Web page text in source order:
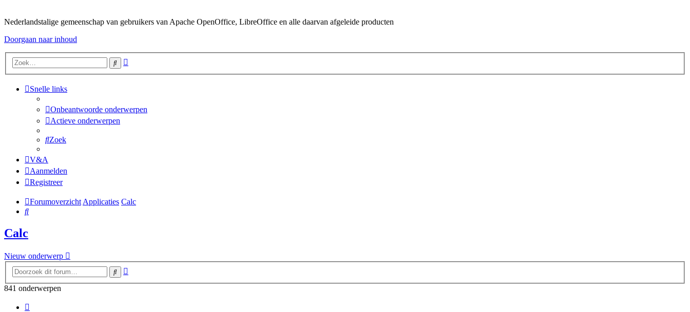
Nederlandstalige gemeenschap van gebruikers van Apache OpenOffice, LibreOffice en alle daarvan afgeleide producten
Doorgaan naar inhoud
Zoek
Snelle links
Onbeantwoorde onderwerpen
Actieve onderwerpen
Zoek
V&A
Aanmelden
Registreer
Forumoverzicht Applicaties Calc
Zoek
Calc
Nieuw onderwerp
Zoek
841 onderwerpen